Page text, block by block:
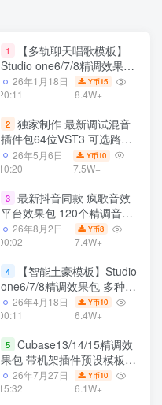
1
【多轨聊天唱歌模板】
Studio one6/7/8精调效果包
多种效果模式 声卡调试好直
播预设模板
26年1月18日
20:11
Y币15
8.4W+
2 独家制作 最新调试混音
插件包64位VST3 可选路径
一键安装550个效果器合集
v3.0 WiN 支持定制
26年5月6日
10:20
Y币10
7.5W+
3 最新抖音同款 疯歌音效
平台效果包 120个精调音效
包+软件自带170个音效
+600个插件 带安装教程全
26年8月2日
00:02
Y币8
7.4W+
4
【智能土豪模板】Studio
one6/7/8精调效果包 多种效
果模式可选 声卡调试好预设
带插件全套文件
26年4月18日
00:11
Y币10
6.4W+
5 Cubase13/14/15精调效
果包 带机架插件预设模板
声卡调试好效果工程文件
26年7月27日
15:32
Y币10
6.1W+